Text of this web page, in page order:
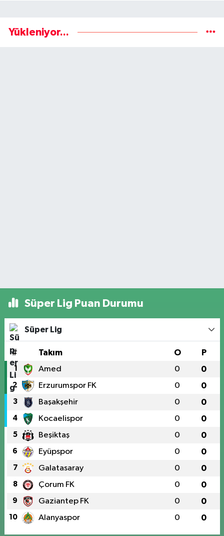
Yükleniyor...
Süper Lig Puan Durumu
Süper Lig
# Takım O P
1 Amed 0 0
2 Erzurumspor FK 0 0
3 Başakşehir 0 0
4 Kocaelispor 0 0
5 Beşiktaş 0 0
6 Eyüpspor 0 0
7 Galatasaray 0 0
8 Çorum FK 0 0
9 Gaziantep FK 0 0
10 Alanyaspor 0 0